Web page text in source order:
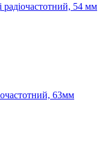
54 мм
63мм